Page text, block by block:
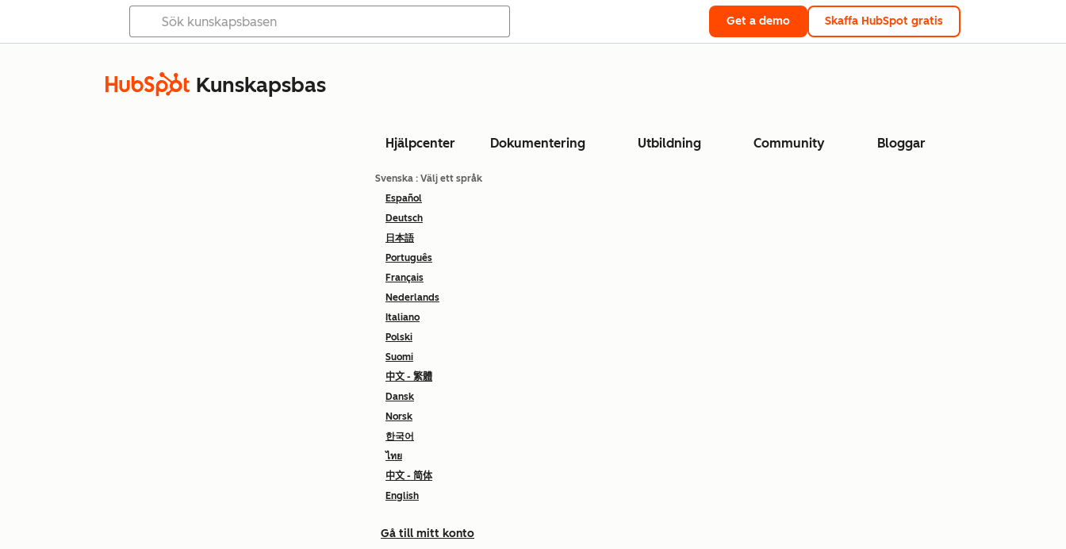
Get a demo Skaffa HubSpot gratis
Kunskapsbas
Hjälpcenter Dokumentering Utbildning Community Bloggar
Svenska : Välj ett språk
Español
Deutsch
日本語
Português
Français
Nederlands
Italiano
Polski
Suomi
中文 - 繁體
Dansk
Norsk
한국어
ไทย
中文 - 简体
English
Gå till mitt konto